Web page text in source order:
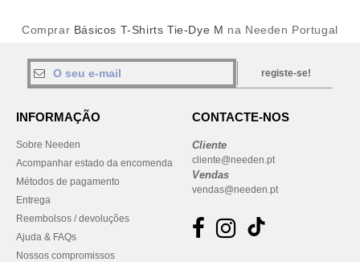
Comprar Básicos T-Shirts Tie-Dye M na Needen Portugal
registe-se!
INFORMAÇÃO
Sobre Needen
Acompanhar estado da encomenda
Métodos de pagamento
Entrega
Reembolsos / devoluções
Ajuda & FAQs
Nossos compromissos
CONTACTE-NOS
Cliente
cliente@needen.pt
Vendas
vendas@needen.pt